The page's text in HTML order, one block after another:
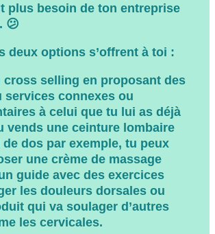
plus besoin de ton entreprise
😕
deux options s’offrent à toi :
cross selling en proposant des
services connexes ou
à celui que tu lui as déjà
vends une ceinture lombaire
dos par exemple, tu peux
une crème de massage
guide avec des exercices
les douleurs dorsales ou
qui va soulager d’autres
les cervicales.